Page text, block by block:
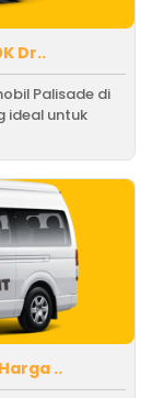
Dr..
Palisade di
ideal untuk
..